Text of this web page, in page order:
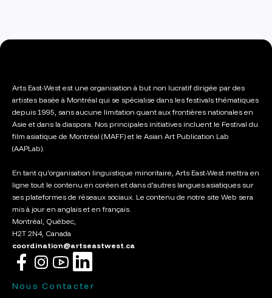
Arts East-West est une organisation à but non lucratif dirigée par des
artistes basée à Montréal qui se spécialise dans les festivals thématiques
depuis 1995, sans aucune limitation quant aux frontières nationales en
Asie et dans la diaspora. Nos principales initiatives incluent le Festival du
film asiatique de Montréal (MAFF) et le Asian Art Publication Lab
(AAPLab).
En tant qu'organisation linguistique minoritaire, Arts East-West mettra en
ligne tout le contenu en coréen et dans d'autres langues asiatiques sur
ses plateformes de réseaux sociaux. Le contenu de notre site Web sera
mis à jour en anglais et en français.
Montréal, Québec,
H2T 2N4, Canada
coordination@artseastwest.ca
Nous Contacter